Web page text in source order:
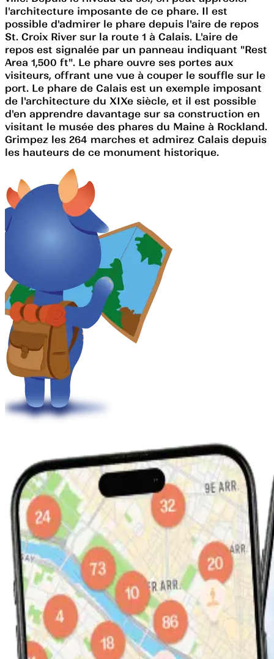
l'architecture imposante de ce phare. Il est
possible d'admirer le phare depuis l'aire de repos
St. Croix River sur la route 1 à Calais. L'aire de
repos est signalée par un panneau indiquant "Rest
Area 1,500 ft". Le phare ouvre ses portes aux
visiteurs, offrant une vue à couper le souffle sur le
port. Le phare de Calais est un exemple imposant
de l'architecture du XIXe siècle, et il est possible
d'en apprendre davantage sur sa construction en
visitant le musée des phares du Maine à Rockland.
Grimpez les 264 marches et admirez Calais depuis
les hauteurs de ce monument historique.